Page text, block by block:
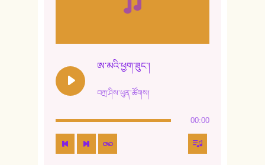
ཨ་མའི་ཕྱག་ཟུང་།
བཀྲ་ཤིས་ཕུན་ཚོགས།
00:00